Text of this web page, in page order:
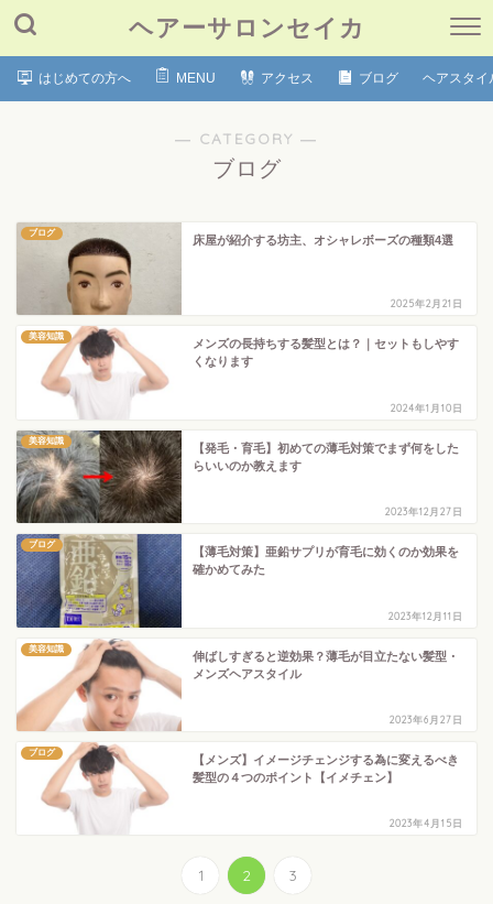
ヘアーサロンセイカ
はじめての方へ MENU アクセス ブログ ヘアスタイ
― CATEGORY ―
ブログ
ブログ
床屋が紹介する坊主、オシャレボーズの種類4選
2025年2月21日
美容知識
メンズの長持ちする髪型とは？｜セットもしやす
くなります
2024年1月10日
美容知識
【発毛・育毛】初めての薄毛対策でまず何をした
らいいのか教えます
2023年12月27日
ブログ
【薄毛対策】亜鉛サプリが育毛に効くのか効果を
確かめてみた
2023年12月11日
美容知識
伸ばしすぎると逆効果？薄毛が目立たない髪型・
メンズヘアスタイル
2023年6月27日
ブログ
【メンズ】イメージチェンジする為に変えるべき
髪型の４つのポイント【イメチェン】
2023年4月15日
1 2 3